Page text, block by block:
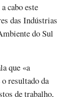
cabo este
das Indústrias
do Sul
que «a
resultado da
de trabalho,